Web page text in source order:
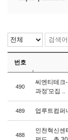
번호
490
씨엔티테크
과정'모집 ..
489 업루트컴퍼
488
인천혁신센